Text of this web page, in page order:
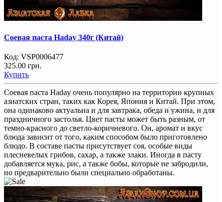
Соевая паста Haday 340г (Китай)
Код: VSP0006477
325.00 грн.
Купить
Соевая паста Haday очень популярно на территории крупных
азиатских стран, таких как Корея, Япония и Китай. При этом,
она одинаково актуальна и для завтрака, обеда и ужина, и для
праздничного застолья. Цвет пасты может быть разным, от
темно-красного до светло-коричневого. Он, аромат и вкус
блюда зависит от того, каким способом было приготовлено
блюдо. В составе пасты присутствует соя, особые виды
плесневелых грибов, сахар, а также злаки. Иногда в пасту
добавляется мука, рис, а также бобы, которые не забродили,
но предварительно были специально обработаны.